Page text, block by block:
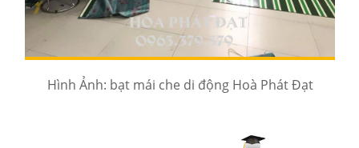
Hình Ảnh: bạt mái che di động Hoà Phát Đạt